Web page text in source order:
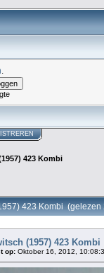
423 Kombi
423 Kombi (gelezen
(1957) 423 Kombi
op: Oktober 16, 2012,